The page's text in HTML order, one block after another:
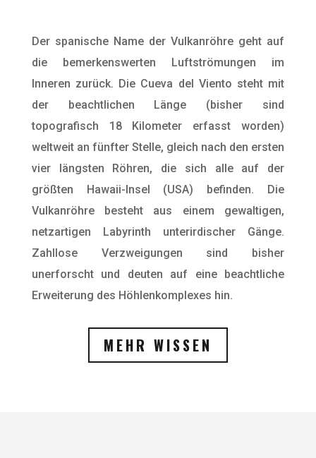
Der spanische Name der Vulkanröhre geht auf
die bemerkenswerten Luftströmungen im
Inneren zurück. Die Cueva del Viento steht mit
der beachtlichen Länge (bisher sind
topografisch 18 Kilometer erfasst worden)
weltweit an fünfter Stelle, gleich nach den ersten
vier längsten Röhren, die sich alle auf der
größten Hawaii-Insel (USA) befinden. Die
Vulkanröhre besteht aus einem gewaltigen,
netzartigen Labyrinth unterirdischer Gänge.
Zahllose Verzweigungen sind bisher
unerforscht und deuten auf eine beachtliche
Erweiterung des Höhlenkomplexes hin.
MEHR WISSEN